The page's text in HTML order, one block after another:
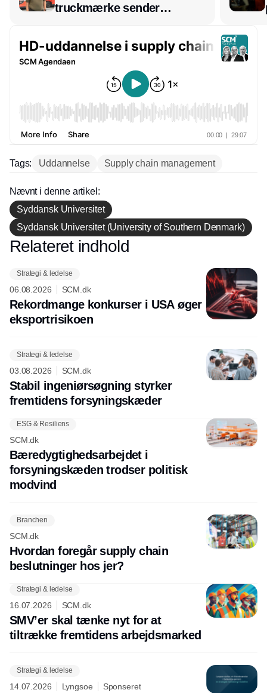
truckmærke sender
hos INOX
Tags: Uddannelse Supply chain management
Nævnt i denne artikel:
Syddansk Universitet
Syddansk Universitet (University of Southern Denmark)
Annonce
Relateret indhold
Strategi & ledelse
06.08.2026 SCM.dk
Rekordmange konkurser i USA øger
eksport­risikoen
Strategi & ledelse
03.08.2026 SCM.dk
Stabil ingeniørsøgning styrker
fremtidens forsyningskæder
ESG & Resiliens
SCM.dk
Bæredygtighedsarbejdet i
forsyningskæden trodser politisk
modvind
Branchen
SCM.dk
Hvordan foregår supply chain
beslutninger hos jer?
Strategi & ledelse
16.07.2026 SCM.dk
SMV’er skal tænke nyt for at
tiltrække fremtidens arbejdsmarked
Strategi & ledelse
14.07.2026 Lyngsoe Sponseret